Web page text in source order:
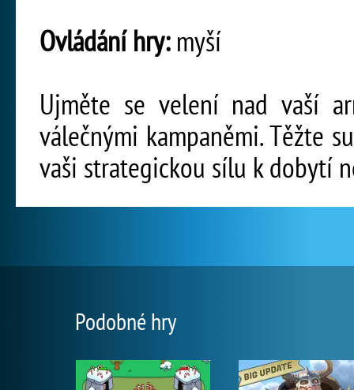
Ovládání hry:myší
Ujměte se velení nad vaší
válečnými kampaněmi. Těžte
vaši strategickou sílu k dobytí
Podobné hry